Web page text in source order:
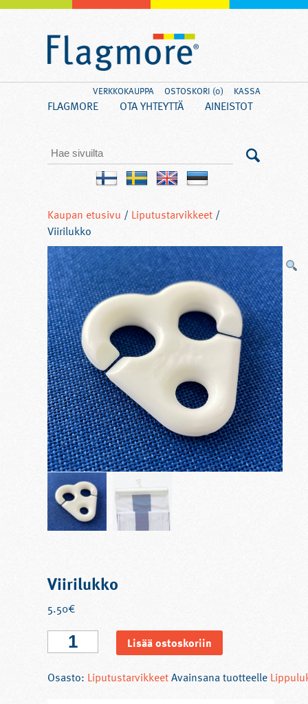
FLAGMORE OTA YHTEYTTÄ AINEISTOT
VERKKOKAUPPA OSTOSKORI (0) KASSA
Kaupan etusivu / Liputustarvikkeet /
Viirilukko
Viirilukko
5.50€
Viirilukko
määrä
Lisää ostoskoriin
Osasto: LiputustarvikkeetAvainsana tuotteelle